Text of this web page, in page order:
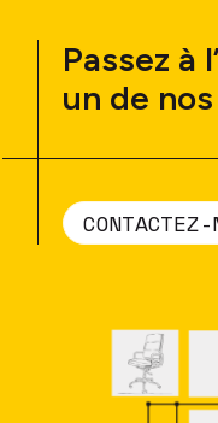
Passez à
un de
CONTACTEZ-